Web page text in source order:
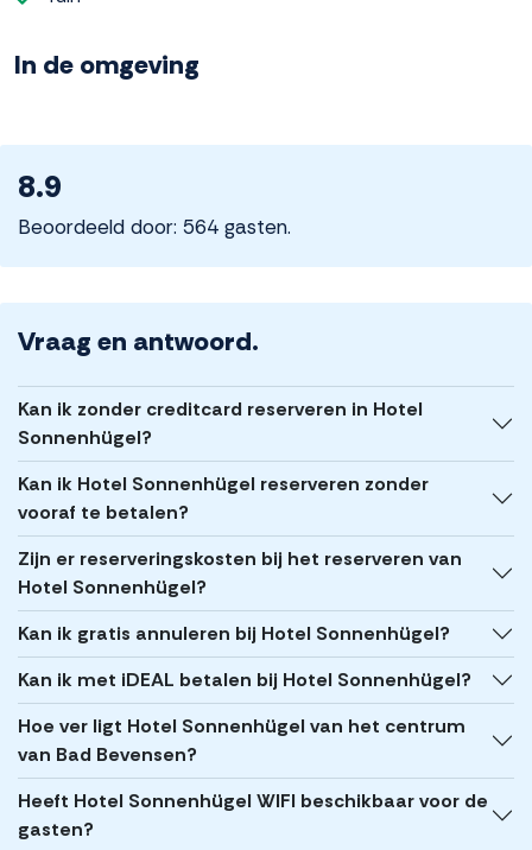
In de omgeving
8.9
Beoordeeld door: 564 gasten.
Vraag en antwoord.
Kan ik zonder creditcard reserveren in Hotel
Sonnenhügel?
Kan ik Hotel Sonnenhügel reserveren zonder
vooraf te betalen?
Zijn er reserveringskosten bij het reserveren van
Hotel Sonnenhügel?
Kan ik gratis annuleren bij Hotel Sonnenhügel?
Kan ik met iDEAL betalen bij Hotel Sonnenhügel?
Hoe ver ligt Hotel Sonnenhügel van het centrum
van Bad Bevensen?
Heeft Hotel Sonnenhügel WIFI beschikbaar voor de
gasten?